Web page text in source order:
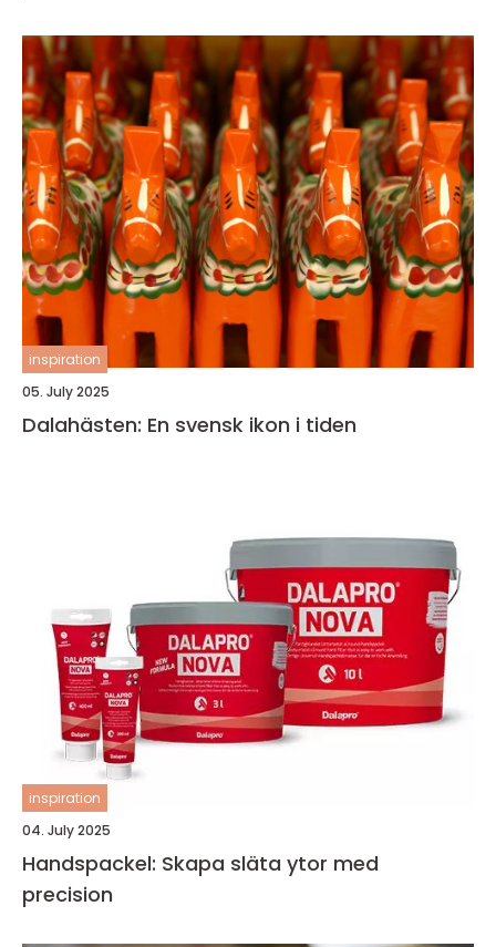
inspiration
05. July 2025
Dalahästen: En svensk ikon i tiden
inspiration
04. July 2025
Handspackel: Skapa släta ytor med
precision